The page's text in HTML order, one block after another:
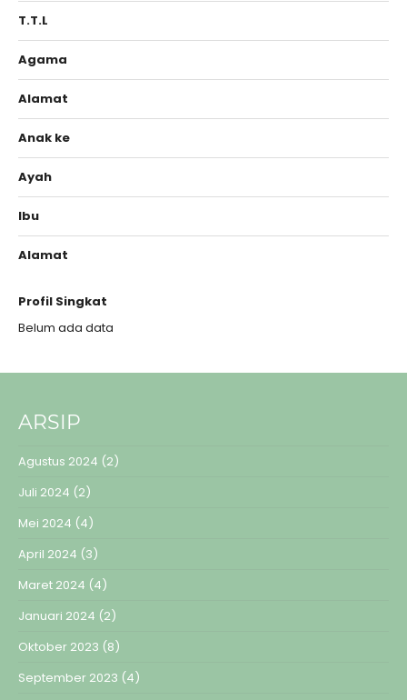
T.T.L
Agama
Alamat
Anak ke
Ayah
Ibu
Alamat
Profil Singkat
Belum ada data
ARSIP
Agustus 2024 (2)
Juli 2024 (2)
Mei 2024 (4)
April 2024 (3)
Maret 2024 (4)
Januari 2024 (2)
Oktober 2023 (8)
September 2023 (4)